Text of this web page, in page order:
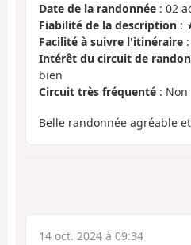
Date de la randonnée : 02
Fiabilité de la description :
Facilité à suivre l'itinéraire
Intérêt du circuit de
bien
Circuit très fréquenté : Non
Belle randonnée agréable
14 oct. 2024 à 09:34